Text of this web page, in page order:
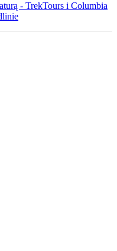
- TrekTours i Columbia